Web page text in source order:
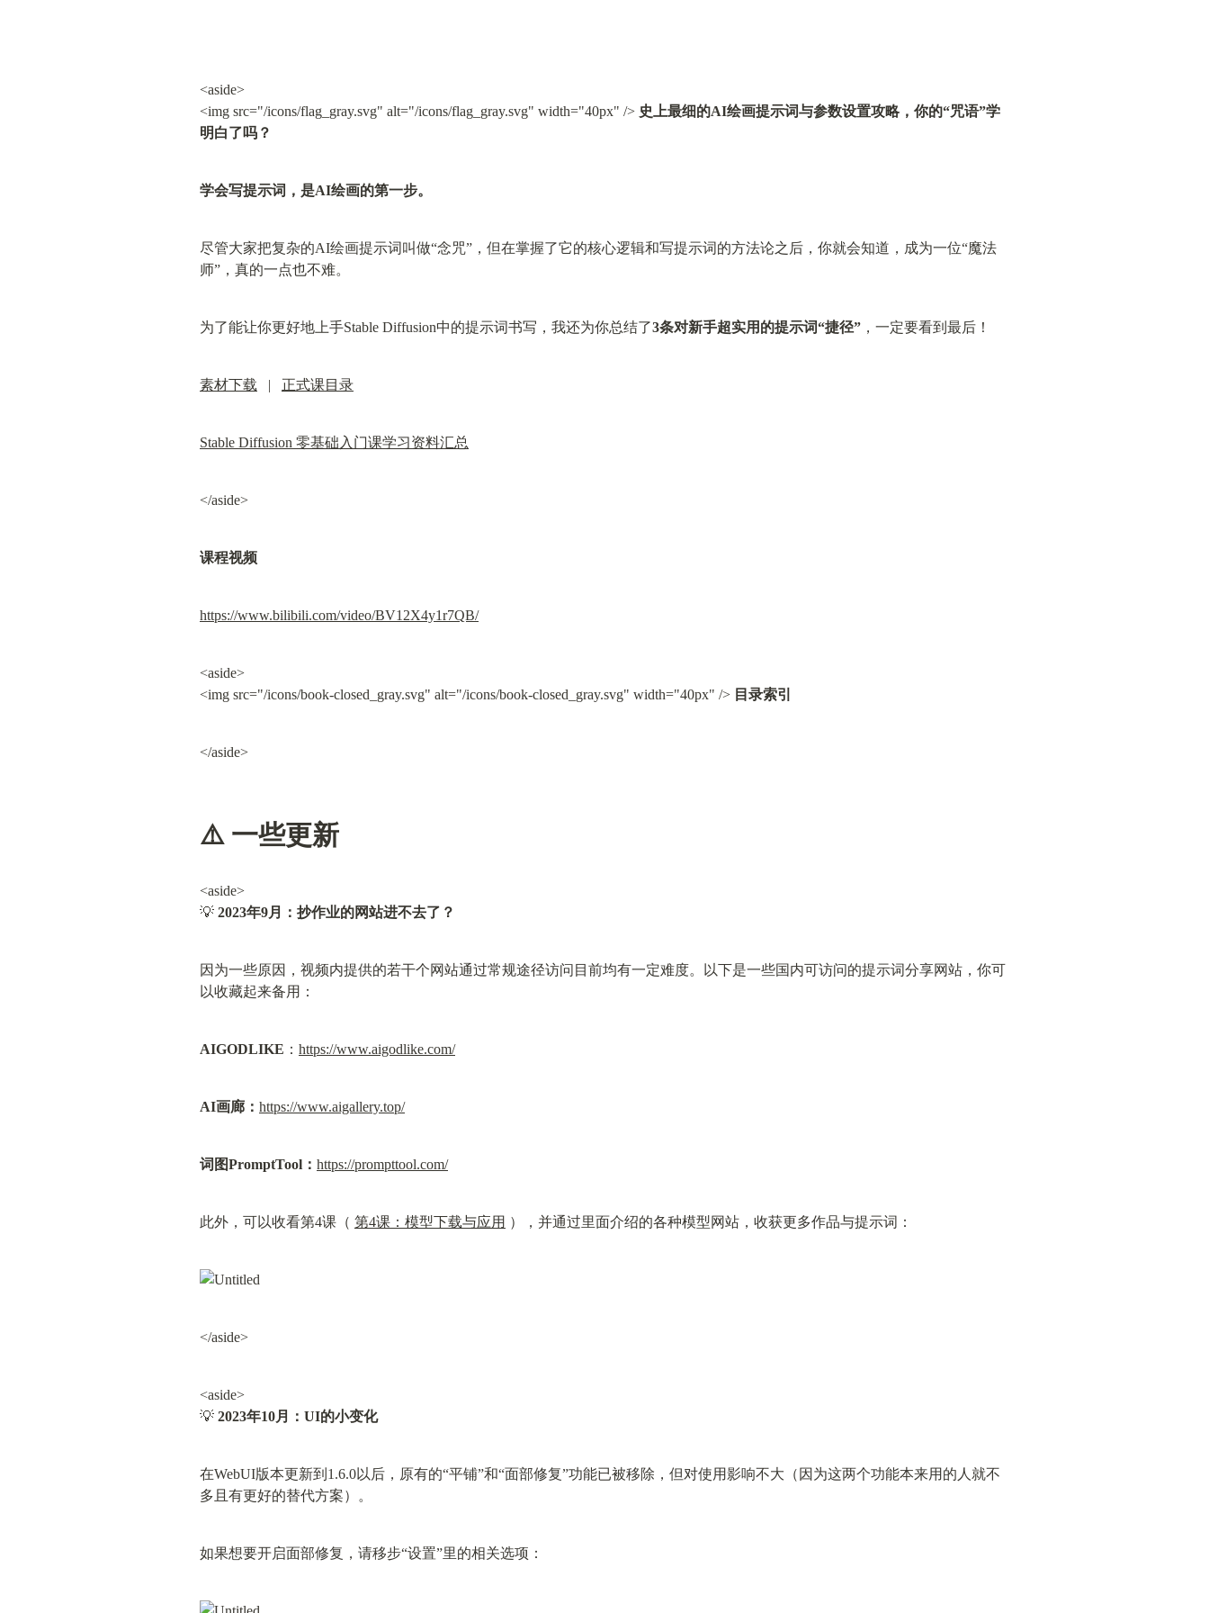
<aside>
<img src="/icons/flag_gray.svg" alt="/icons/flag_gray.svg" width="40px" /> 史上最细的AI绘画提示词与参数设置攻略，你的“咒语”学
明白了吗？
学会写提示词，是AI绘画的第一步。
尽管大家把复杂的AI绘画提示词叫做“念咒”，但在掌握了它的核心逻辑和写提示词的方法论之后，你就会知道，成为一位“魔法
师”，真的一点也不难。
为了能让你更好地上手Stable Diffusion中的提示词书写，我还为你总结了3条对新手超实用的提示词“捷径” ，一定要看到最后！
素材下载
   |
正式课目录
Stable Diffusion 零基础入门课学习资料汇总
</aside>
课程视频
https://www.bilibili.com/video/BV12X4y1r7QB/
<aside>
<img src="/icons/book-closed_gray.svg" alt="/icons/book-closed_gray.svg" width="40px" /> 目录索引
</aside>
⚠️ 一些更新
<aside>
💡 2023年9月：抄作业的网站进不去了？
因为一些原因，视频内提供的若干个网站通过常规途径访问目前均有一定难度。以下是一些国内可访问的提示词分享网站，你可
以收藏起来备用：
AIGODLIKE ： https://www.aigodlike.com/
AI画廊： https://www.aigallery.top/
词图PromptTool： https://prompttool.com/
此外，可以收看第4课（ 第4课：模型下载与应用 ），并通过里面介绍的各种模型网站，收获更多作品与提示词：
</aside>
<aside>
💡 2023年10月：UI的小变化
在WebUI版本更新到1.6.0以后，原有的“平铺”和“面部修复”功能已被移除，但对使用影响不大（因为这两个功能本来用的人就不
多且有更好的替代方案）。
如果想要开启面部修复，请移步“设置”里的相关选项：